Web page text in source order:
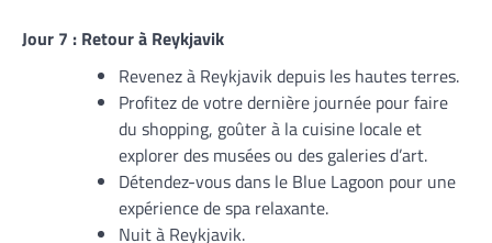
Jour 7 : Retour à Reykjavik
Revenez à Reykjavik depuis les hautes terres.
Profitez de votre dernière journée pour faire
du shopping, goûter à la cuisine locale et
explorer des musées ou des galeries d’art.
Détendez-vous dans le Blue Lagoon pour une
expérience de spa relaxante.
Nuit à Reykjavik.